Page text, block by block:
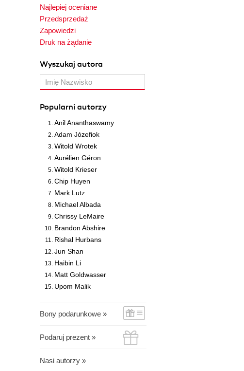
Najlepiej oceniane
Przedsprzedaż
Zapowiedzi
Druk na żądanie
Wyszukaj autora
Popularni autorzy
Anil Ananthaswamy
Adam Józefiok
Witold Wrotek
Aurélien Géron
Witold Krieser
Chip Huyen
Mark Lutz
Michael Albada
Chrissy LeMaire
Brandon Abshire
Rishal Hurbans
Jun Shan
Haibin Li
Matt Goldwasser
Upom Malik
Bony podarunkowe »
Podaruj prezent »
Nasi autorzy »